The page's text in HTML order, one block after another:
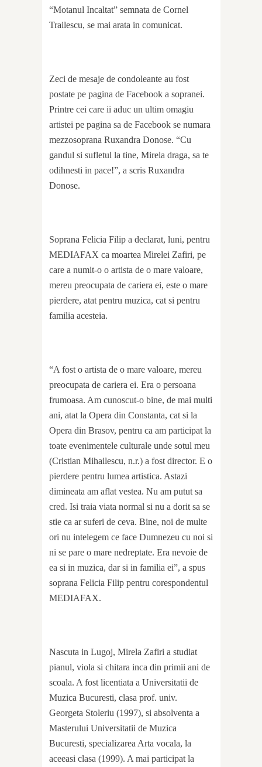
“Motanul Incaltat” semnata de Cornel
Trailescu, se mai arata in comunicat.
Zeci de mesaje de condoleante au fost
postate pe pagina de Facebook a sopranei.
Printre cei care ii aduc un ultim omagiu
artistei pe pagina sa de Facebook se numara
mezzosoprana Ruxandra Donose. “Cu
gandul si sufletul la tine, Mirela draga, sa te
odihnesti in pace!”, a scris Ruxandra
Donose.
Soprana Felicia Filip a declarat, luni, pentru
MEDIAFAX ca moartea Mirelei Zafiri, pe
care a numit-o o artista de o mare valoare,
mereu preocupata de cariera ei, este o mare
pierdere, atat pentru muzica, cat si pentru
familia acesteia.
“A fost o artista de o mare valoare, mereu
preocupata de cariera ei. Era o persoana
frumoasa. Am cunoscut-o bine, de mai multi
ani, atat la Opera din Constanta, cat si la
Opera din Brasov, pentru ca am participat la
toate evenimentele culturale unde sotul meu
(Cristian Mihailescu, n.r.) a fost director. E o
pierdere pentru lumea artistica. Astazi
dimineata am aflat vestea. Nu am putut sa
cred. Isi traia viata normal si nu a dorit sa se
stie ca ar suferi de ceva. Bine, noi de multe
ori nu intelegem ce face Dumnezeu cu noi si
ni se pare o mare nedreptate. Era nevoie de
ea si in muzica, dar si in familia ei”, a spus
soprana Felicia Filip pentru corespondentul
MEDIAFAX.
Nascuta in Lugoj, Mirela Zafiri a studiat
pianul, viola si chitara inca din primii ani de
scoala. A fost licentiata a Universitatii de
Muzica Bucuresti, clasa prof. univ.
Georgeta Stoleriu (1997), si absolventa a
Masterului Universitatii de Muzica
Bucuresti, specializarea Arta vocala, la
aceeasi clasa (1999). A mai participat la